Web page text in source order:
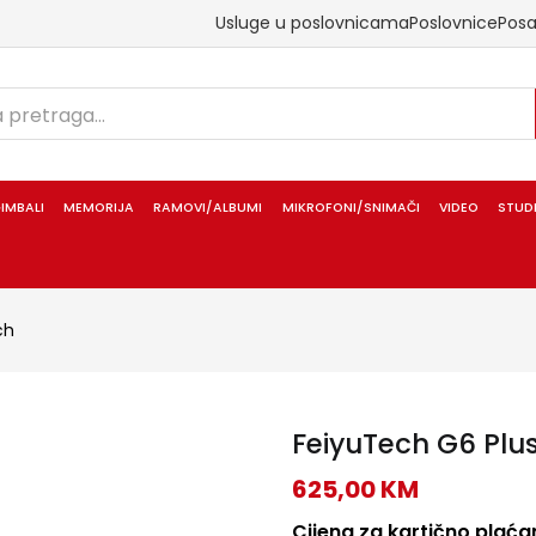
Usluge u poslovnicamaPoslovnice
MEMORIJA RAMOVI/ALBUMI MIKROFONI/SNIMAČI VIDEO
FeiyuTech G6
625,00KM